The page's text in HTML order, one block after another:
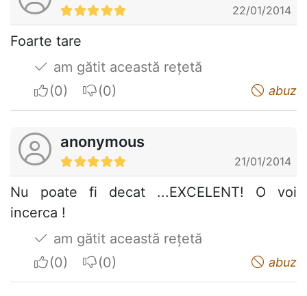
22/01/2014
Foarte tare
am gătit această rețetă
I apreciateI do not appreciate abuz
anonymous
21/01/2014
Nu poate fi decat ...EXCELENT! O voi
incerca !
am gătit această rețetă
I apreciateI do not appreciate abuz